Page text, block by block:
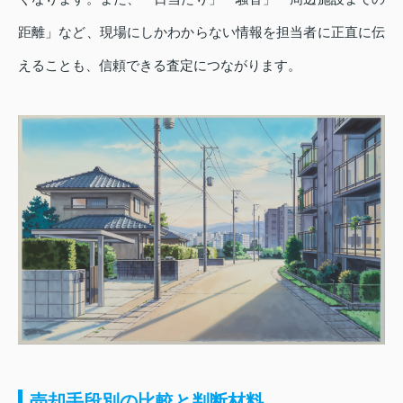
距離」など、現場にしかわからない情報を担当者に正直に伝
えることも、信頼できる査定につながります。